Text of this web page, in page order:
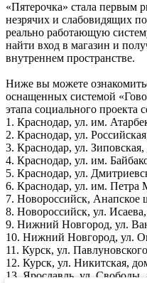
«Пятерочка» стала первым
незрячих и слабовидящих
реально работающую
найти вход в магазин и
внутреннем пространстве.
Ниже вы можете
оснащенных системой
этапа социального проекта
1. Краснодар, ул. им.
2. Краснодар, ул.
3. Краснодар, ул.
4. Краснодар, ул. им.
5. Краснодар, ул.
6. Краснодар, ул. им. Петра
7. Новороссийск, Анапское
8. Новороссийск, ул.
9. Нижний Новгород, ул.
10. Нижний Новгород, ул.
11. Курск, ул.
12. Курск, ул. Никитская,
13. Ярославль, ул. Свободы,